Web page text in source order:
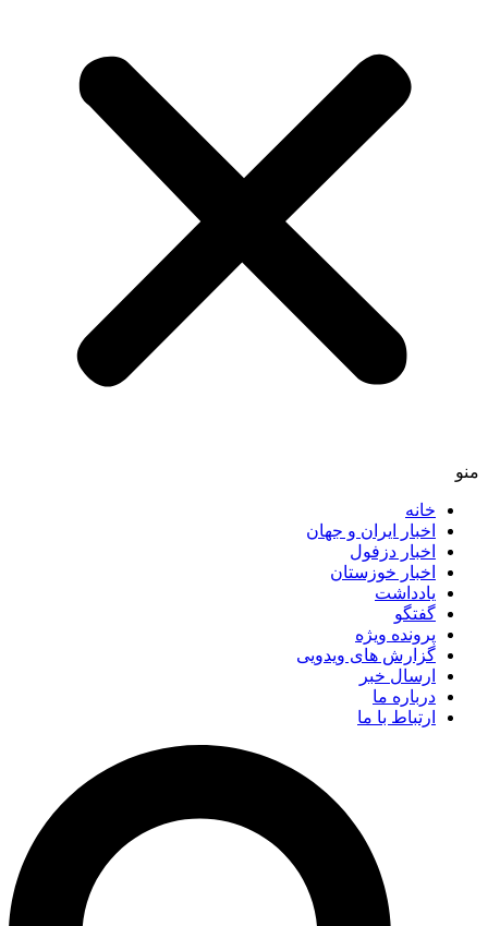
خانه
اخبار ایران و جهان
اخبار دزفول
اخبار خوزستان
یادداشت
گفتگو
پرونده ویژه
گزارش های ویدویی
ارسال خبر
درباره ما
ارتباط با ما